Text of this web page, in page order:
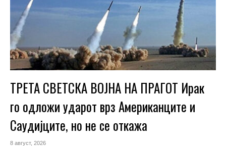
ТРЕТА СВЕТСКА ВОЈНА НА ПРАГОТ Ирак
го одложи ударот врз Американците и
Саудијците, но не се откажа
8 август, 2026